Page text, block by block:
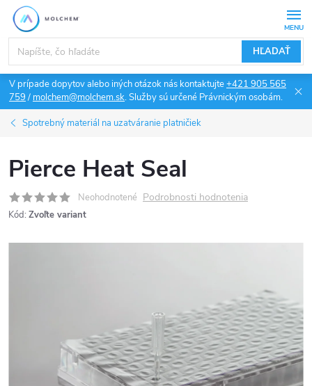
Prejsť
obsah
HĽADAŤ
V prípade dopytov alebo iných otázok nás kontaktujte+421 905 565
759/ molchem@molchem.sk. Služby sú určené Právnickým osobám.
Spotrebný materiál na uzatváranie platničiek
Pierce Heat Seal
Neohodnotené Podrobnosti hodnotenia
Kód: Zvoľte variant